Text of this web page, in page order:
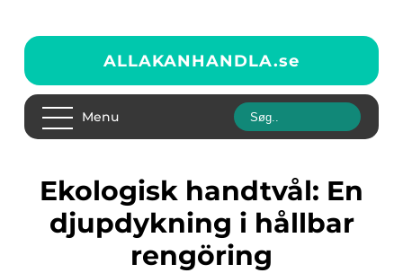
ALLAKANHANDLA.se
Menu
Ekologisk handtvål: En
djupdykning i hållbar
rengöring